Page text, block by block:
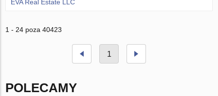
EVA Real Estate LLC
1 - 24 poza 40423
1
POLECAMY